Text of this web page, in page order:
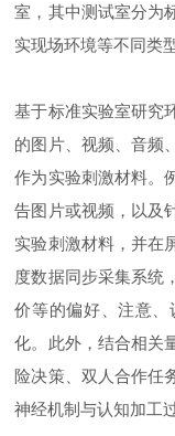
室，其中测试室分为
实现场环境等不同类型
基于标准实验室研究
的图片、视频、音频
作为实验刺激材料。
告图片或视频，以及
实验刺激材料，并在
度数据同步采集系统
价等的偏好、注意
化。此外，结合相关
险决策、双人合作任
神经机制与认知